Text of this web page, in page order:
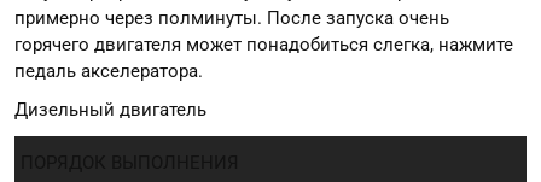
примерно через полминуты. После запуска очень
горячего двигателя может понадобиться слегка, нажмите
педаль акселератора.
Дизельный двигатель